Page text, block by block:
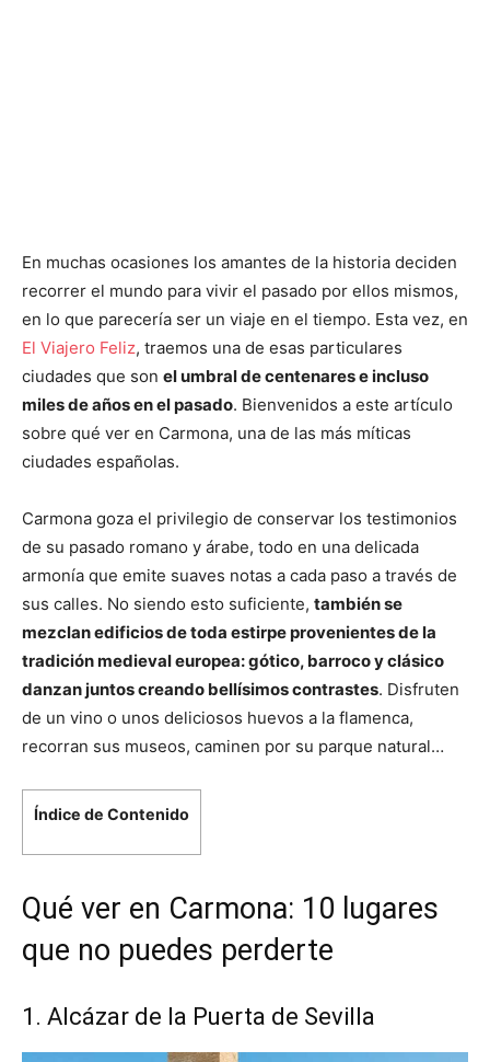
En muchas ocasiones los amantes de la historia deciden
recorrer el mundo para vivir el pasado por ellos mismos,
en lo que parecería ser un viaje en el tiempo. Esta vez, en
El Viajero Feliz, traemos una de esas particulares
ciudades que son el umbral de centenares e incluso
miles de años en el pasado. Bienvenidos a este artículo
sobre qué ver en Carmona, una de las más míticas
ciudades españolas.
Carmona goza el privilegio de conservar los testimonios
de su pasado romano y árabe, todo en una delicada
armonía que emite suaves notas a cada paso a través de
sus calles. No siendo esto suficiente, también se
mezclan edificios de toda estirpe provenientes de la
tradición medieval europea: gótico, barroco y clásico
danzan juntos creando bellísimos contrastes. Disfruten
de un vino o unos deliciosos huevos a la flamenca,
recorran sus museos, caminen por su parque natural…
Índice de Contenido
Qué ver en Carmona: 10 lugares
que no puedes perderte
1. Alcázar de la Puerta de Sevilla